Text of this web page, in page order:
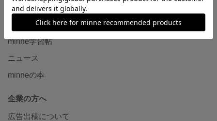
読みもの
minneとものづくりと
minne学習帖
ニュース
minneの本
企業の方へ
広告出稿について